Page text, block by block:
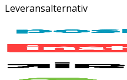
Leveransalternativ